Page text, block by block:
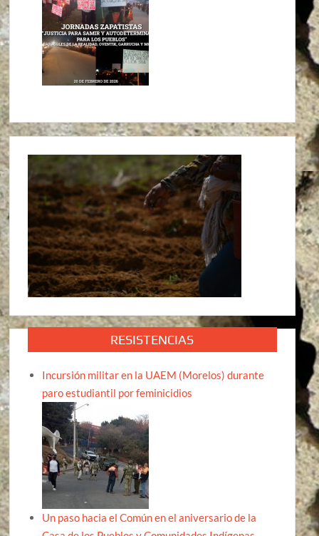
RESISTENCIAS
Incursión militar en la UAEM (Morelos) durante
paro estudiantil por feminicidios
Un paso hacia el Común en el aniversario de la